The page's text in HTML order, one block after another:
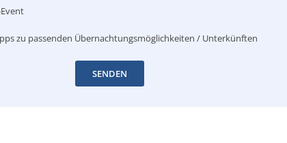
zu passenden Übernachtungsmöglichkeiten / Unterkünften
SENDEN